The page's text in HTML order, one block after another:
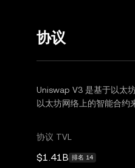
协议
Uniswap V3 是基于以太
以太坊网络上的智能合约
协议 TVL
$1.41B 排名 14